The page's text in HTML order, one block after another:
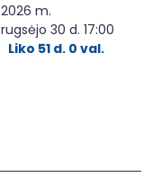
2026 m.
rugsėjo 30 d. 17:00
Liko 51 d. 0 val.